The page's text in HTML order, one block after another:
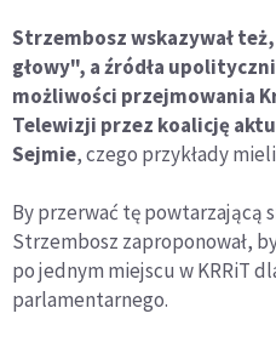
Strzembosz wskazywał
głowy", a źródła
możliwości przejmowania
Telewizji przez koalicję
Sejmie, czego przykłady
By przerwać tę powtarzającą
Strzembosz zaproponował,
po jednym miejscu w KRRiT
parlamentarnego.